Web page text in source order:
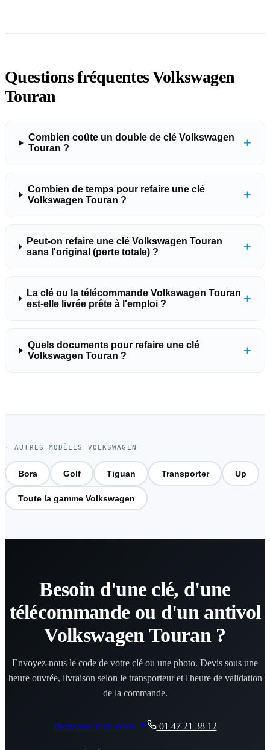
Questions fréquentes Volkswagen
Touran
Combien coûte un double de clé Volkswagen
Touran ?
+
Combien de temps pour refaire une clé
Volkswagen Touran ?
+
Peut-on refaire une clé Volkswagen Touran
sans l'original (perte totale) ?
+
La clé ou la télécommande Volkswagen Touran
est-elle livrée prête à l'emploi ?
+
Quels documents pour refaire une clé
Volkswagen Touran ?
+
· AUTRES MODÈLES VOLKSWAGEN
Bora Golf Tiguan Transporter Up
Toute la gamme Volkswagen
Besoin d'une clé, d'une
télécommande ou d'un antivol
Volkswagen Touran ?
Envoyez-nous le code de votre clé ou une photo. Devis sous une
heure ouvrée, livraison selon le transporteur et l'heure de validation
de la commande.
Demander mon devis 01 47 21 38 12